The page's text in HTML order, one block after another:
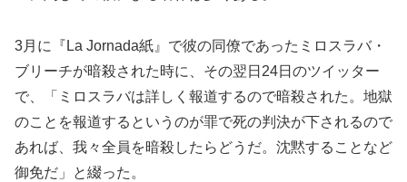
3月に『La Jornada紙』で彼の同僚であったミロスラバ・
ブリーチが暗殺された時に、その翌日24日のツイッター
で、「ミロスラバは詳しく報道するので暗殺された。地獄
のことを報道するというのが罪で死の判決が下されるので
あれば、我々全員を暗殺したらどうだ。沈黙することなど
御免だ」と綴った。